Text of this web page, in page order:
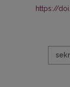
https://